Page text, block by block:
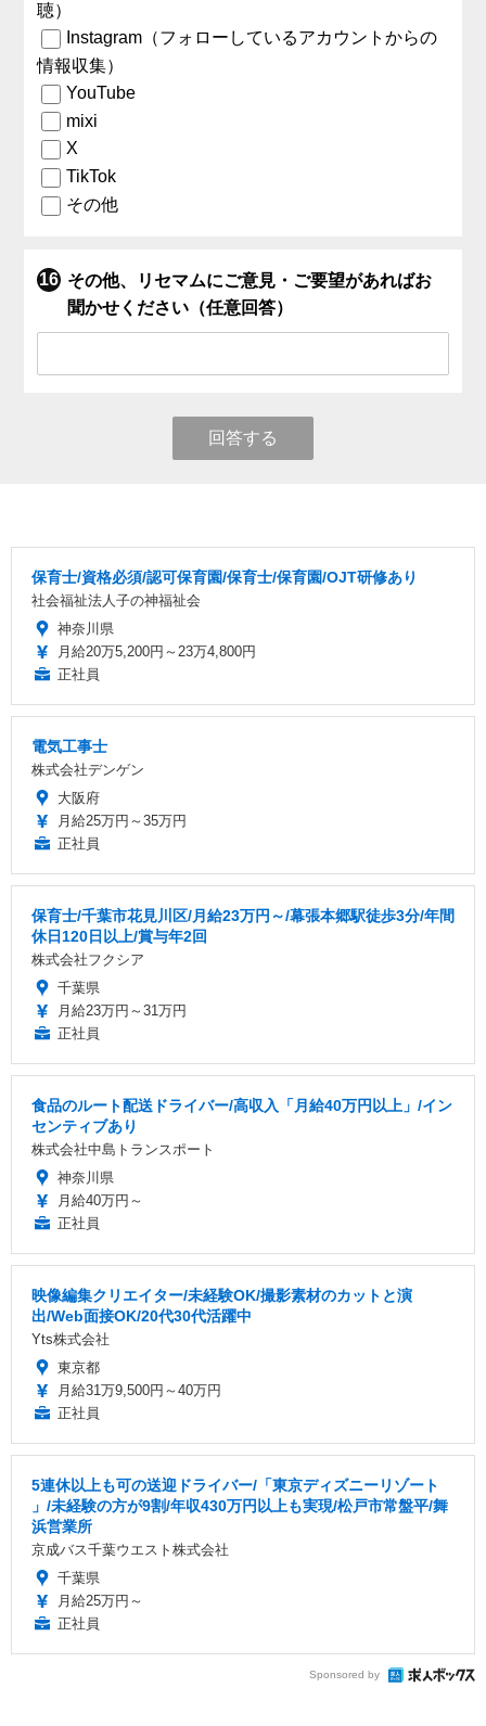
聴）
Instagram（フォローしているアカウントからの
情報収集）
YouTube
mixi
X
TikTok
その他
その他、リセマムにご意見・ご要望があればお
聞かせください（任意回答）
回答する
保育士/資格必須/認可保育園/保育士/保育園/OJT研修あり
社会福祉法人子の神福祉会
神奈川県
月給20万5,200円～23万4,800円
正社員
電気工事士
株式会社デンゲン
大阪府
月給25万円～35万円
正社員
保育士/千葉市花見川区/月給23万円～/幕張本郷駅徒歩3分/年間
休日120日以上/賞与年2回
株式会社フクシア
千葉県
月給23万円～31万円
正社員
食品のルート配送ドライバー/高収入「月給40万円以上」/イン
センティブあり
株式会社中島トランスポート
神奈川県
月給40万円～
正社員
映像編集クリエイター/未経験OK/撮影素材のカットと演
出/Web面接OK/20代30代活躍中
Yts株式会社
東京都
月給31万9,500円～40万円
正社員
5連休以上も可の送迎ドライバー/「東京ディズニーリゾート
」/未経験の方が9割/年収430万円以上も実現/松戸市常盤平/舞
浜営業所
京成バス千葉ウエスト株式会社
千葉県
月給25万円～
正社員
Sponsored by